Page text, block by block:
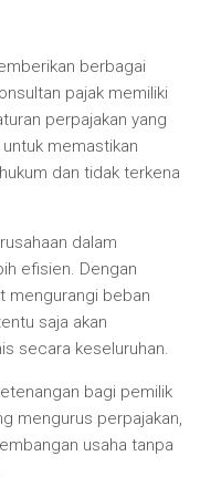
berbagai
pajak memiliki
perpajakan yang
memastikan
dan tidak terkena
dalam
efisien. Dengan
mengurangi beban
saja akan
secara keseluruhan.
bagi pemilik
mengurus perpajakan,
usaha tanpa